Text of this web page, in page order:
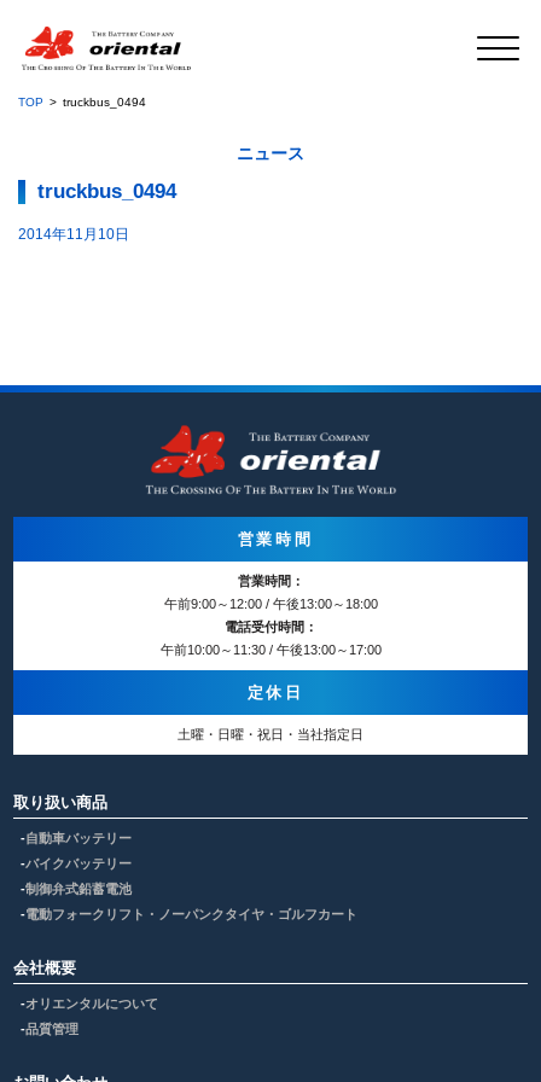
TOP truckbus_0494
ニュース
truckbus_0494
2014年11月10日
営業時間
営業時間：
午前9:00～12:00 / 午後13:00～18:00
電話受付時間：
午前10:00～11:30 / 午後13:00～17:00
定休日
土曜・日曜・祝日・当社指定日
取り扱い商品
自動車バッテリー
バイクバッテリー
制御弁式鉛蓄電池
電動フォークリフト・ノーパンクタイヤ・ゴルフカート
会社概要
オリエンタルについて
品質管理